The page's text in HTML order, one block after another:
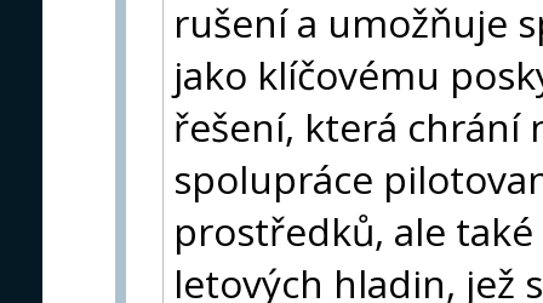
rušení a umožňuje
jako klíčovému
řešení, která chrání
spolupráce
prostředků, ale
letových hladin, jež